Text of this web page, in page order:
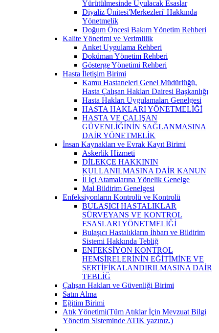
Yürütülmesinde Uyulacak Esaslar
Diyaliz Ünitesi'Merkezleri' Hakkında
Yönetmelik
Doğum Öncesi Bakım Yönetim Rehberi
Kalite Yönetimi ve Verimlilik
Anket Uygulama Rehberi
Doküman Yönetim Rehberi
Gösterge Yönetimi Rehberi
Hasta İletişim Birimi
Kamu Hastaneleri Genel Müdürlüğü,
Hasta Çalışan Hakları Dairesi Başkanlığı
Hasta Hakları Uygulamaları Genelgesi
HASTA HAKLARI YÖNETMELİĞİ
HASTA VE ÇALIŞAN
GÜVENLİĞİNİN SAĞLANMASINA
DAİR YÖNETMELİK
İnsan Kaynakları ve Evrak Kayıt Birimi
Askerlik Hizmeti
DİLEKÇE HAKKININ
KULLANILMASINA DAİR KANUN
İl İçi Atamalarına Yönelik Genelge
Mal Bildirim Genelgesi
Enfeksiyonların Kontrolü ve Kontrolü
BULAŞICI HASTALIKLAR
SÜRVEYANS VE KONTROL
ESASLARI YÖNETMELİĞİ
Bulaşıcı Hastalıkların İhbarı ve Bildirim
Sistemi Hakkında Tebliğ
ENFEKSİYON KONTROL
HEMŞİRELERİNİN EĞİTİMİNE VE
SERTİFİKALANDIRILMASINA DAİR
TEBLİĞ
Çalışan Hakları ve Güvenliği Birimi
Satın Alma
Eğitim Birimi
Atık Yönetimi(Tüm Atıklar İçin Mevzuat Bilgi
Yönetim Sisteminde ATIK yazınız.)